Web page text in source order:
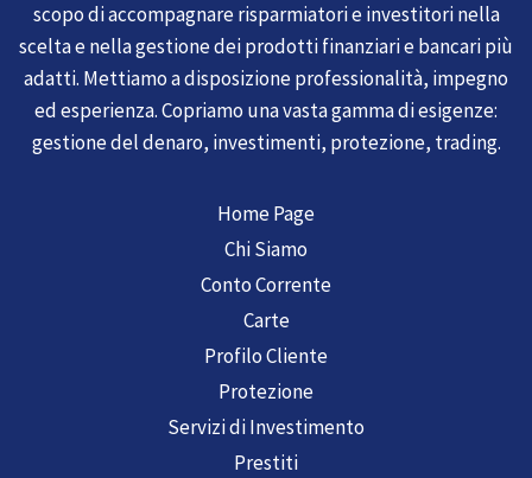
scopo di accompagnare risparmiatori e investitori nella
scelta e nella gestione dei prodotti finanziari e bancari più
adatti. Mettiamo a disposizione professionalità, impegno
ed esperienza. Copriamo una vasta gamma di esigenze:
gestione del denaro, investimenti, protezione, trading.
Home Page
Chi Siamo
Conto Corrente
Carte
Profilo Cliente
Protezione
Servizi di Investimento
Prestiti